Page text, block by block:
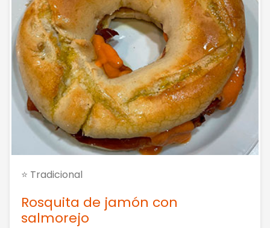
⭐ Tradicional
Rosquita de jamón con
salmorejo